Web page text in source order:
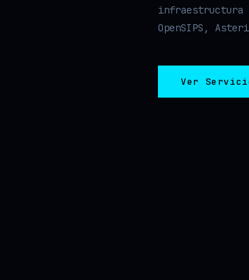
infraestructura
OpenSIPS,
Ver